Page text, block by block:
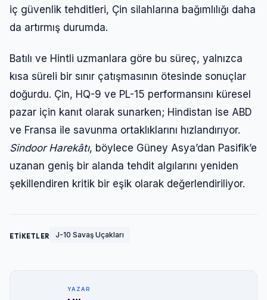
iç güvenlik tehditleri, Çin silahlarına bağımlılığı daha
da artırmış durumda.
Batılı ve Hintli uzmanlara göre bu süreç, yalnızca
kısa süreli bir sınır çatışmasının ötesinde sonuçlar
doğurdu. Çin, HQ-9 ve PL-15 performansını küresel
pazar için kanıt olarak sunarken; Hindistan ise ABD
ve Fransa ile savunma ortaklıklarını hızlandırıyor.
Sindoor Harekâtı, böylece Güney Asya’dan Pasifik’e
uzanan geniş bir alanda tehdit algılarını yeniden
şekillendiren kritik bir eşik olarak değerlendiriliyor.
ETİKETLER J-10 Savaş Uçakları
YAZAR